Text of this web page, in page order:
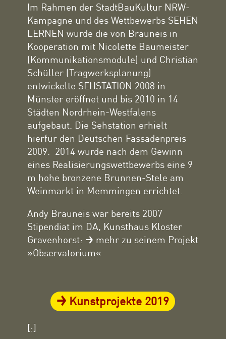
Im Rahmen der StadtBauKultur NRW-
Kampagne und des Wettbewerbs SEHEN
LERNEN wurde die von Brauneis in
Kooperation mit Nicolette Baumeister
(Kommunikationsmodule) und Christian
Schüller (Tragwerksplanung)
entwickelte SEHSTATION 2008 in
Münster eröffnet und bis 2010 in 14
Städten Nordrhein-Westfalens
aufgebaut. Die Sehstation erhielt
hierfür den Deutschen Fassadenpreis
2009. 2014 wurde nach dem Gewinn
eines Realisierungswettbewerbs eine 9
m hohe bronzene Brunnen-Stele am
Weinmarkt in Memmingen errichtet.
Andy Brauneis war bereits 2007
Stipendiat im DA, Kunsthaus Kloster
Gravenhorst:
mehr zu seinem Projekt
»Observatorium«
Kunstprojekte 2019
[:]